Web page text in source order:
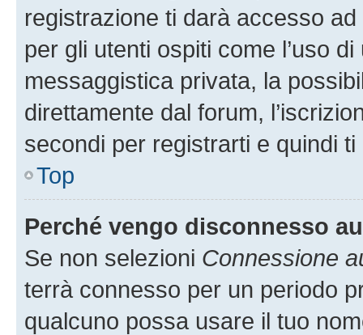
registrazione ti darà accesso
per gli utenti ospiti come l’uso
messaggistica privata, la
direttamente dal forum,
secondi per registrarti e quindi
Top
Perché vengo disconnesso
Se non selezioni Connessione
terrà connesso per un periodo
qualcuno possa usare il tuo